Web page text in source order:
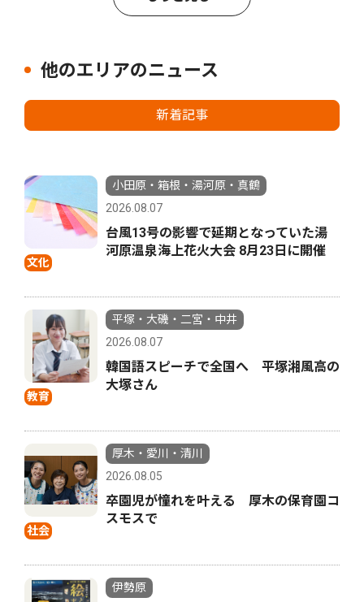
他のエリアのニュース
新着記事
文化
小田原・箱根・湯河原・真鶴
2026.08.07
台風13号の影響で延期となっていた湯
河原温泉海上花火大会 8月23日に開催
教育
平塚・大磯・二宮・中井
2026.08.07
韓国語スピーチで全国へ 平塚湘風高の
大塚さん
社会
厚木・愛川・清川
2026.08.05
卒園児が憧れを叶える 厚木の保育園コ
スモスで
伊勢原